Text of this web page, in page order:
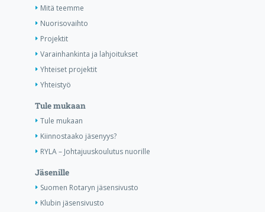
Mitä teemme
Nuorisovaihto
Projektit
Varainhankinta ja lahjoitukset
Yhteiset projektit
Yhteistyö
Tule mukaan
Tule mukaan
Kiinnostaako jäsenyys?
RYLA – Johtajuuskoulutus nuorille
Jäsenille
Suomen Rotaryn jäsensivusto
Klubin jäsensivusto